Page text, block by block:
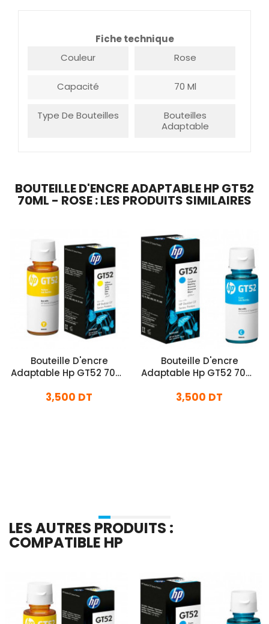
Fiche technique
Couleur
Rose
Capacité 70 Ml
Type De Bouteilles
Bouteilles
Adaptable
BOUTEILLE D'ENCRE ADAPTABLE HP GT52
70ML - ROSE : LES PRODUITS SIMILAIRES
Bouteille D'encre
Adaptable Hp GT52 70ml
3,500 DT
Bouteille D'encre
Adaptable Hp GT52 70ml
3,500 DT
LES AUTRES PRODUITS :
COMPATIBLE HP